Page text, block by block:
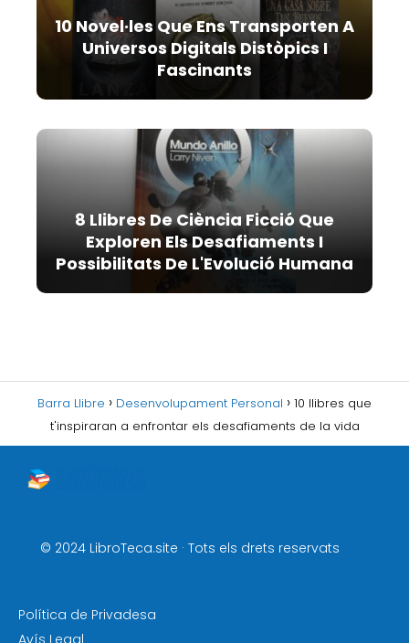
10 Novel·les Que Ens Transporten A
Universos Digitals Distòpics I
Fascinants
8 Llibres De Ciència Ficció Que
Exploren Els Desafiaments I
Possibilitats De L'Evolució Humana
Barra Llibre Desenvolupament Personal
10 llibres que
t'inspiraran a enfrontar els desafiaments de la vida
© 2024 LibroTeca.site · Tots els drets reservats
Política de Privadesa
Avís Legal